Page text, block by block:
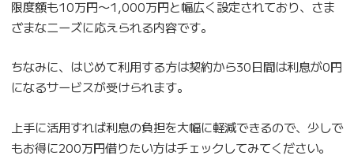
限度額も10万円〜1,000万円と幅広く設定されており、さま
ざまなニーズに応えられる内容です。
ちなみに、はじめて利用する方は契約から30日間は利息が0円
になるサービスが受けられます。
上手に活用すれば利息の負担を大幅に軽減できるので、少しで
もお得に200万円借りたい方はチェックしてみてください。